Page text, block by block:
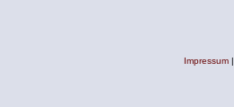
Impressum|